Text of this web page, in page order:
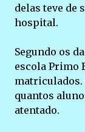
delas teve de
hospital.
Segundo os
escola Primo
matriculados.
quantos
atentado.